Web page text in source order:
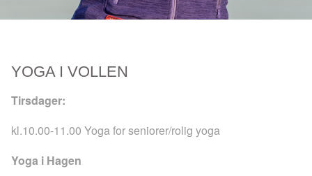
YOGA I VOLLEN
Tirsdager:
kl.10.00-11.00 Yoga for seniorer/rolig yoga
Yoga i Hagen